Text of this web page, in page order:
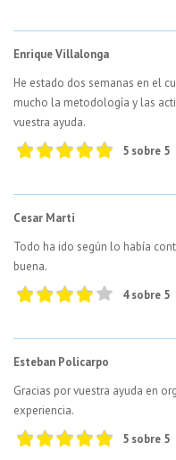
Enrique Villalonga
He estado dos semanas en el
mucho la metodología y las
vuestra ayuda.
5 sobre 5
Cesar Marti
Todo ha ido según lo había
buena.
4 sobre 5
Esteban Policarpo
Gracias por vuestra ayuda en
experiencia.
5 sobre 5